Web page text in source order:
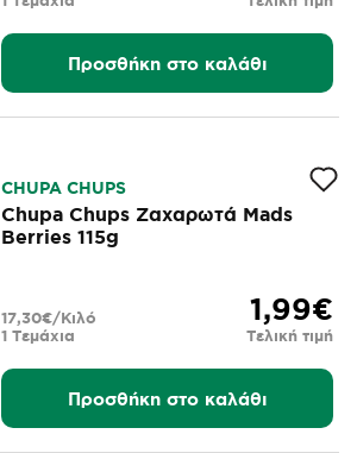
Προσθήκη στο καλάθι
CHUPA CHUPS
Chupa Chups Ζαχαρωτά Mads
Berries 115g
1,99€
Τελική τιμή
1 Τεμάχια
17,30€/Κιλό
Προσθήκη στο καλάθι